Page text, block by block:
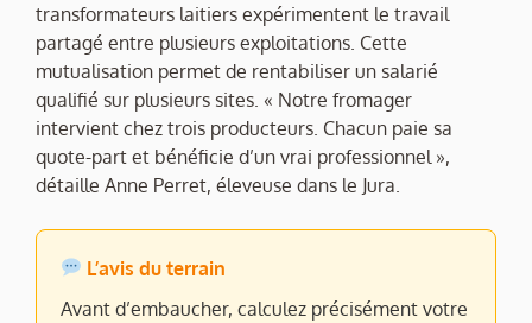
transformateurs laitiers expérimentent le travail
partagé entre plusieurs exploitations. Cette
mutualisation permet de rentabiliser un salarié
qualifié sur plusieurs sites. « Notre fromager
intervient chez trois producteurs. Chacun paie sa
quote-part et bénéficie d’un vrai professionnel »,
détaille Anne Perret, éleveuse dans le Jura.
L’avis du terrain
Avant d’embaucher, calculez précisément votre